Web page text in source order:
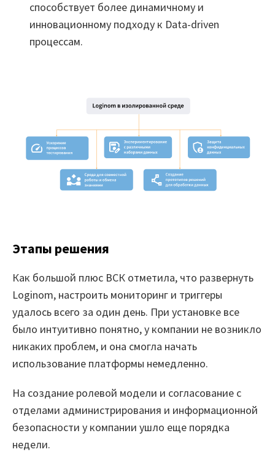
способствует более динамичному и
инновационному подходу к Data-driven
процессам.
Этапы решения
Как большой плюс ВСК отметила, что развернуть
Loginom, настроить мониторинг и триггеры
удалось всего за один день. При установке все
было интуитивно понятно, у компании не возникло
никаких проблем, и она смогла начать
использование платформы немедленно.
На создание ролевой модели и согласование с
отделами администрирования и информационной
безопасности у компании ушло еще порядка
недели.